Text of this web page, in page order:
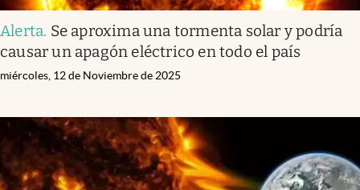
Alerta. Se aproxima una tormenta solar y podría
causar un apagón eléctrico en todo el país
miércoles, 12 de Noviembre de 2025